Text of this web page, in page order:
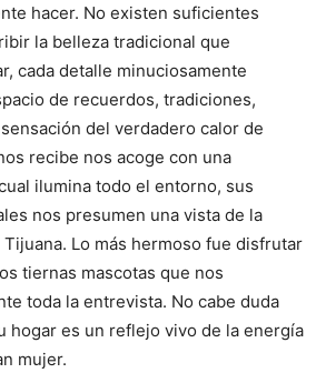
hacer. No existen suficientes
la belleza tradicional que
cada detalle minuciosamente
de recuerdos, tradiciones,
del verdadero calor de
recibe nos acoge con una
ilumina todo el entorno, sus
nos presumen una vista de la
Lo más hermoso fue disfrutar
tiernas mascotas que nos
toda la entrevista. No cabe duda
hogar es un reflejo vivo de la energía
mujer.